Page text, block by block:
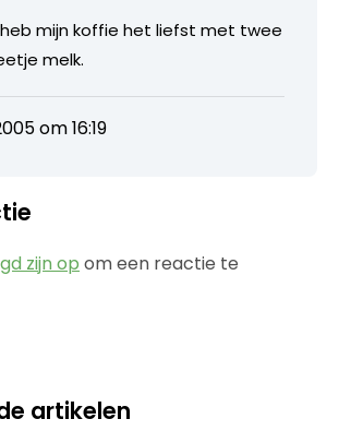
heb mijn koffie het liefst met twee
melk.
om 16:19
zijn op om een reactie te
artikelen